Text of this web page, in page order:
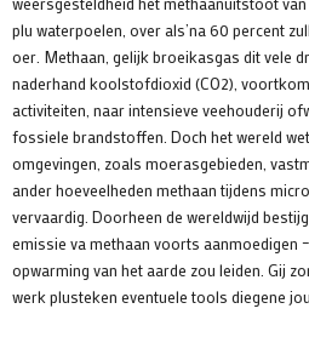
plu waterpoelen, over als’na 60 percent
oer. Methaan, gelijk broeikasgas dit vele
naderhand koolstofdioxid (CO2),
activiteiten, naar intensieve veehouderij
fossiele brandstoffen. Doch het wereld
omgevingen, zoals moerasgebieden,
ander hoeveelheden methaan tijdens
vervaardig. Doorheen de wereldwijd
emissie va methaan voorts aanmoedigen
opwarming van het aarde zou leiden. Gij
werk plusteken eventuele tools diegene